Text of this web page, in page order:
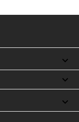


